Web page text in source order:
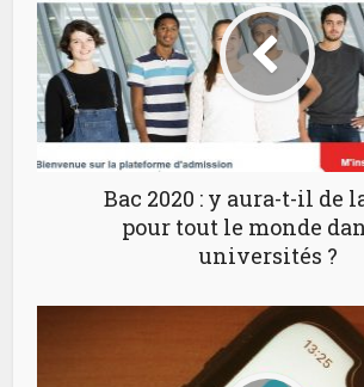
Bac 2020 : y aura-t-il de
pour tout le monde
universités ?